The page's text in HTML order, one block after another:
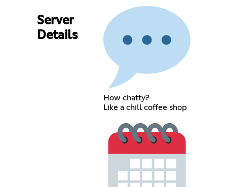
Server
Details
How chatty?
Like a chill coffee shop